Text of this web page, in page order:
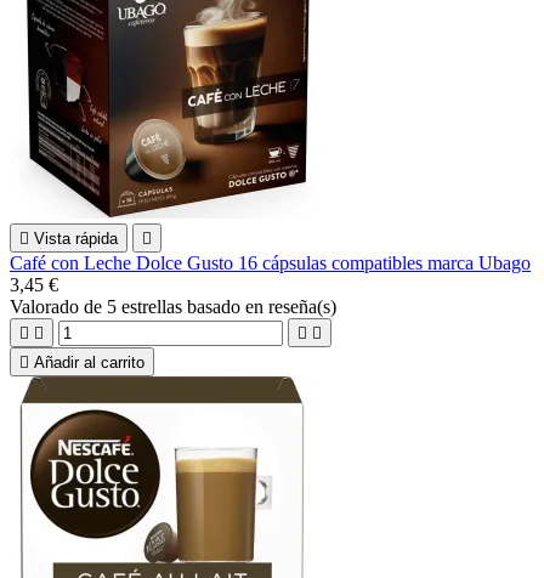
 Vista rápida 
Café con Leche Dolce Gusto 16 cápsulas compatibles marca Ubago
3,45 €
Valorado de 5 estrellas basado en reseña(s)
   
 Añadir al carrito